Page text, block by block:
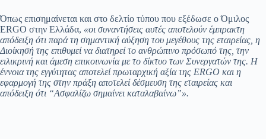
Όπως επισημαίνεται και στο δελτίο τύπου που εξέδωσε ο Όμιλος
ERGO στην Ελλάδα, «οι συναντήσεις αυτές αποτελούν έμπρακτη
απόδειξη ότι παρά τη σημαντική αύξηση του μεγέθους της εταιρείας, η
Διοίκησή της επιθυμεί να διατηρεί το ανθρώπινο πρόσωπό της, την
ειλικρινή και άμεση επικοινωνία με το δίκτυο των Συνεργατών της. Η
έννοια της εγγύτητας αποτελεί πρωταρχική αξία της ERGO και η
εφαρμογή της στην πράξη αποτελεί δέσμευση της εταιρείας και
απόδειξη ότι “Ασφαλίζω σημαίνει καταλαβαίνω”».